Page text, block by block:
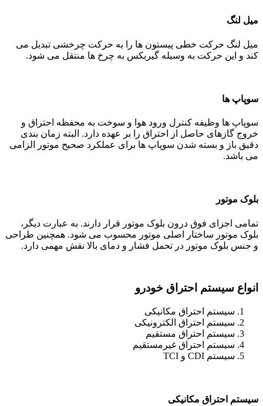
میل لنگ
میل لنگ حرکت خطی پیستون ها را به حرکت چرخشی تبدیل می
کند و این حرکت به وسیله گیربکس به چرخ ها منتقل می شود.
سوپاپ ها
سوپاپ ها وظیفه کنترل ورود هوا و سوخت به محفظه احتراق و
خروج گازهای حاصل از احتراق را بر عهده دارد. البته زمان بندی
دقیق باز و بسته شدن سوپاپ ها برای عملکرد صحیح موتور الزامی
می باشد.
بلوک موتور
تمامی اجزای فوق درون بلوک موتور قرار دارند. به عبارت دیگر،
بلوک موتور ساختار اصلی موتور محسوب می شود. همچنین طراحی
و جنس بلوک موتور در تحمل فشار و دمای بالا نقش مهمی دارد.
انواع سیستم احتراق خودرو
سیستم احتراق مکانیکی
سیستم احتراق الکترونیکی
سیستم احتراق مستقیم
سیستم احتراق غیرمستقیم
سیستم CDI و TCI
سیستم احتراق مکانیکی